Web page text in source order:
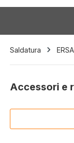
Saldatura ERSA
Accessori e